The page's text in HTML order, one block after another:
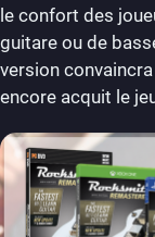
le confort des
guitare ou de
version
encore acquit le